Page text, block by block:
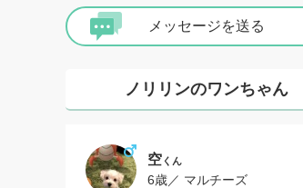
メッセージを送る
ノリリンのワンちゃん
空 くん
6歳／ マルチーズ